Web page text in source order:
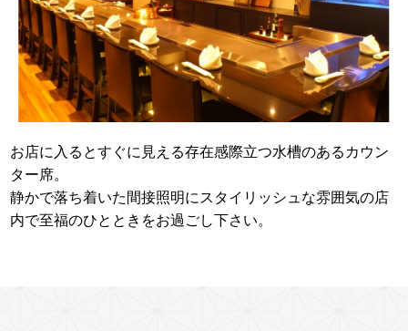
お店に入るとすぐに見える存在感際立つ水槽のあるカウン
ター席。
静かで落ち着いた間接照明にスタイリッシュな雰囲気の店
内で至福のひとときをお過ごし下さい。